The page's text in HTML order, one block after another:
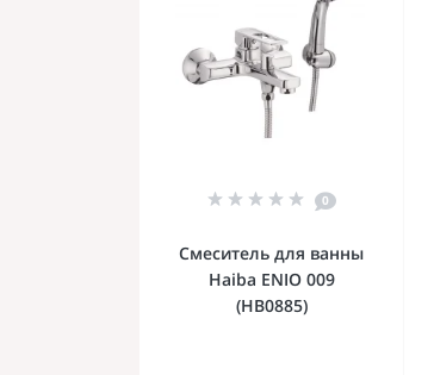
0
Смеситель для ванны
Haiba ENIO 009
(HB0885)